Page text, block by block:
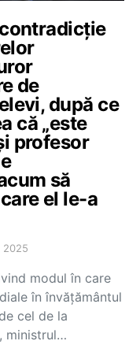
de
după ce
că „este
profesor
să
el le-a
2025
modul în care
în învățământul
cel de la
ministrul…